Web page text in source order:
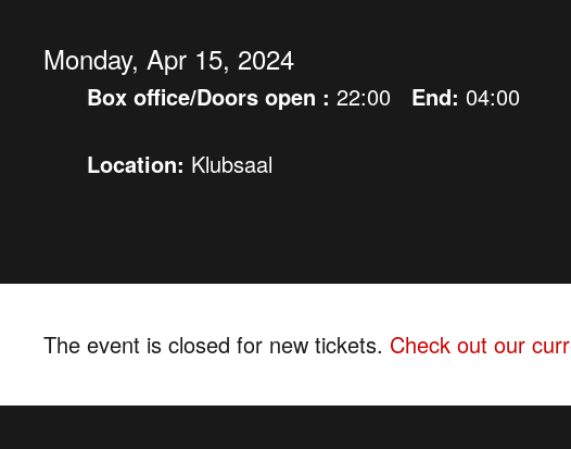
Monday, Apr 15, 2024
Box office/Doors open : 22:00 End: 04:00
Location: Klubsaal
The event is closed for new tickets. Check out our